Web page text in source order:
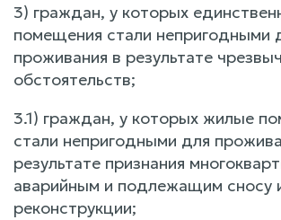
3) граждан, у которых
помещения стали непригодными
проживания в результате
обстоятельств;
3.1) граждан, у которых жилые
стали непригодными для
результате признания
аварийным и подлежащим сносу
реконструкции;